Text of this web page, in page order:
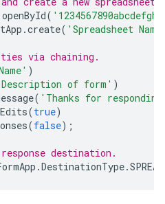
openById(
.create( 'Spreadsheet
via chaining.
)
of form' )
( 'Thanks for
(true)
(false);
destination.
.DestinationType.